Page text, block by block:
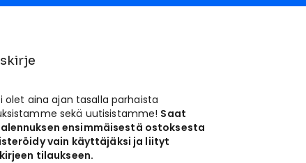
olet aina ajan tasalla parhaista
sekä uutisistamme! Saat
alennuksen ensimmäisestä ostoksesta
vain käyttäjäksi ja liityt
tilaukseen.